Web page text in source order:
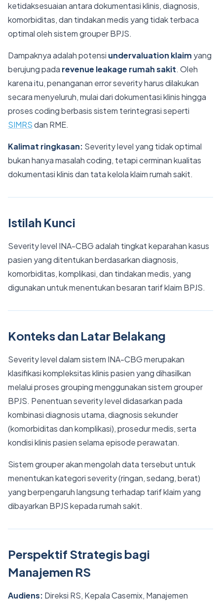
ketidaksesuaian antara dokumentasi klinis, diagnosis,
komorbiditas, dan tindakan medis yang tidak terbaca
optimal oleh sistem grouper BPJS.
Dampaknya adalah potensi undervaluation klaim yang
berujung pada revenue leakage rumah sakit. Oleh
karena itu, penanganan error severity harus dilakukan
secara menyeluruh, mulai dari dokumentasi klinis hingga
proses coding berbasis sistem terintegrasi seperti
SIMRSdan RME.
Kalimat ringkasan: Severity level yang tidak optimal
bukan hanya masalah coding, tetapi cerminan kualitas
dokumentasi klinis dan tata kelola klaim rumah sakit.
Istilah Kunci
Severity level INA-CBG adalah tingkat keparahan kasus
pasien yang ditentukan berdasarkan diagnosis,
komorbiditas, komplikasi, dan tindakan medis, yang
digunakan untuk menentukan besaran tarif klaim BPJS.
Konteks dan Latar Belakang
Severity level dalam sistem INA-CBG merupakan
klasifikasi kompleksitas klinis pasien yang dihasilkan
melalui proses grouping menggunakan sistem grouper
BPJS. Penentuan severity level didasarkan pada
kombinasi diagnosis utama, diagnosis sekunder
(komorbiditas dan komplikasi), prosedur medis, serta
kondisi klinis pasien selama episode perawatan.
Sistem grouper akan mengolah data tersebut untuk
menentukan kategori severity (ringan, sedang, berat)
yang berpengaruh langsung terhadap tarif klaim yang
dibayarkan BPJS kepada rumah sakit.
Perspektif Strategis bagi
Manajemen RS
Audiens: Direksi RS, Kepala Casemix, Manajemen